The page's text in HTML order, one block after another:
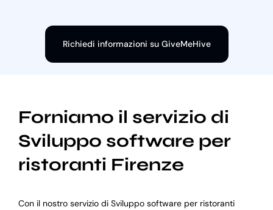
Richiedi informazioni su GiveMeHive
Forniamo il servizio di
Sviluppo software per
ristoranti Firenze
Con il nostro servizio di Sviluppo software per ristoranti